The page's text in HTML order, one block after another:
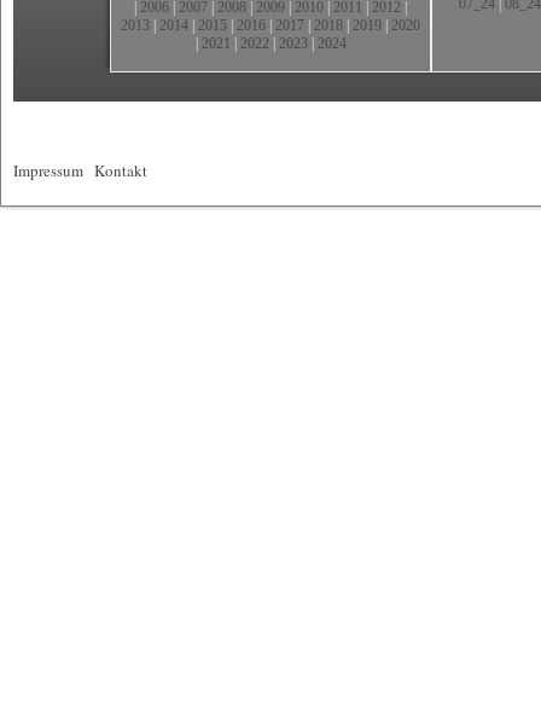
2006 2007 2008 2009 2010 2011 2012
2013 2014 2015 2016 2017 2018 2019 2020
2021 2022 2023| 2024
07_24 08_24
Impressum Kontakt